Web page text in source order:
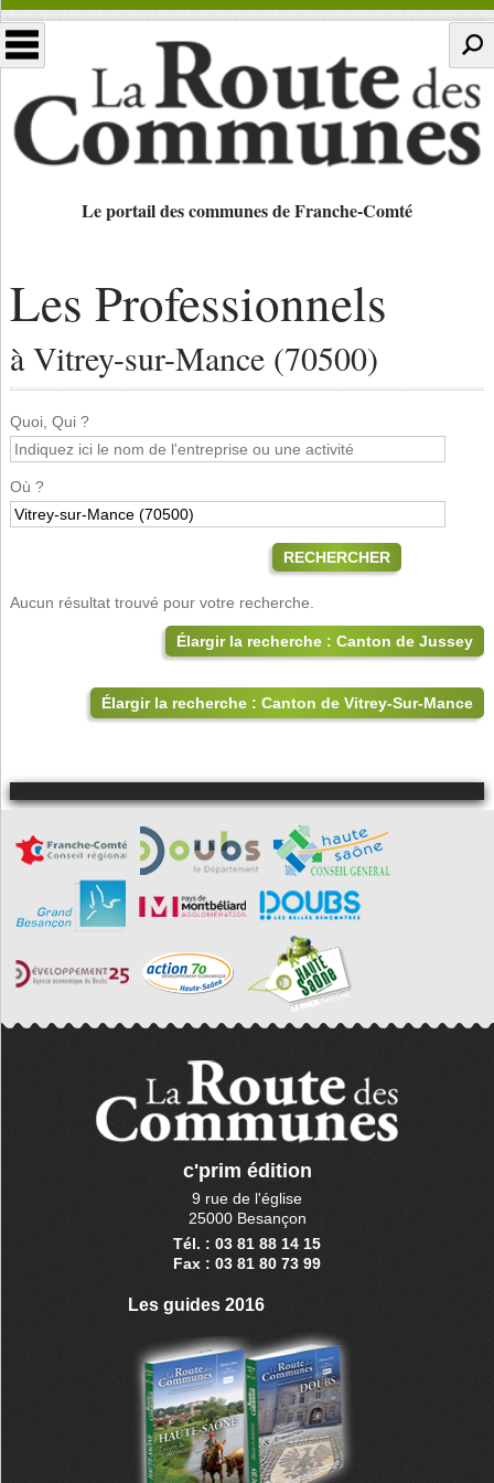
Le portail des communes de Franche-Comté
Les Professionnels
à Vitrey-sur-Mance (70500)
Quoi, Qui ?
Où ?
RECHERCHER
Aucun résultat trouvé pour votre recherche.
Élargir la recherche : Canton de Jussey
Élargir la recherche : Canton de Vitrey-Sur-Mance
c'prim édition
9 rue de l'église
25000 Besançon
Tél. : 03 81 88 14 15
Fax : 03 81 80 73 99
Les guides 2016